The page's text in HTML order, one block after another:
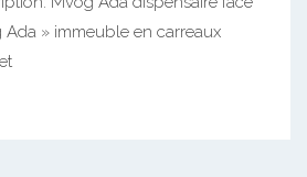
» immeuble en carreaux